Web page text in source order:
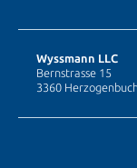
Wyssmann LLC
Bernstrasse 15
3360